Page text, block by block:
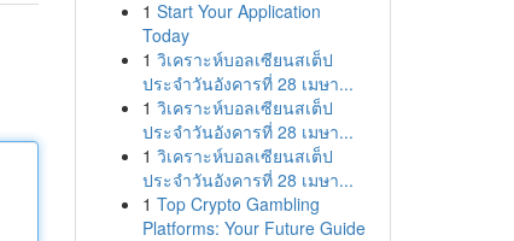
1 Start Your Application
Today
1 วิเคราะห์บอลเซียนสเต็ป
ประจำวันอังคารที่ 28 เมษา...
1 วิเคราะห์บอลเซียนสเต็ป
ประจำวันอังคารที่ 28 เมษา...
1 วิเคราะห์บอลเซียนสเต็ป
ประจำวันอังคารที่ 28 เมษา...
1 Top Crypto Gambling
Platforms: Your Future Guide